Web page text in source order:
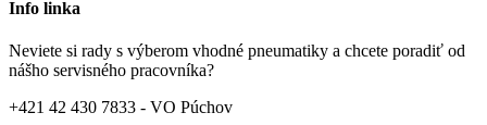
Info linka
Neviete si rady s výberom vhodné pneumatiky a chcete poradiť od
nášho servisného pracovníka?
+421 42 430 7833 - VO Púchov